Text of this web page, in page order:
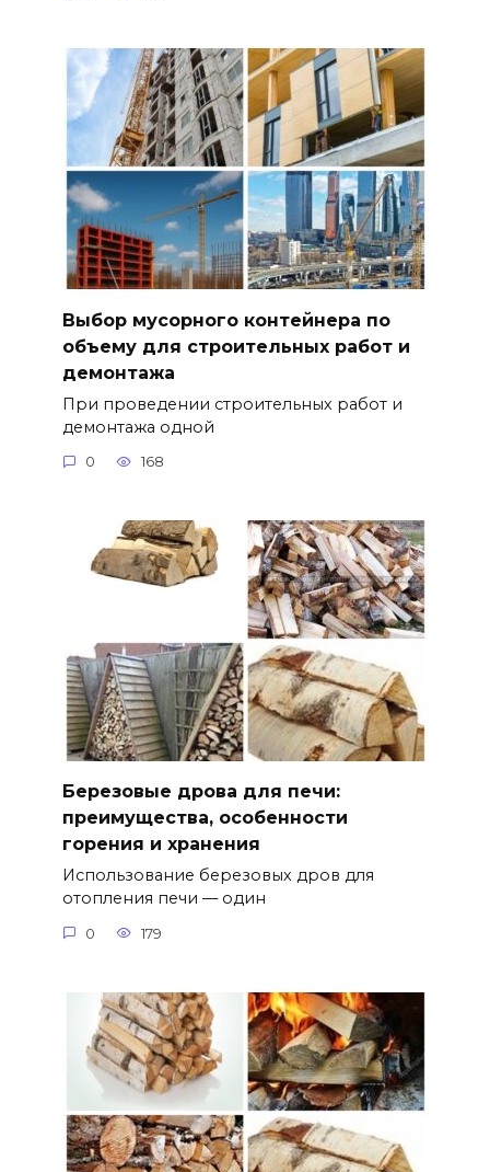
Выбор мусорного контейнера по
объему для строительных работ и
демонтажа
При проведении строительных работ и
демонтажа одной
0 168
Березовые дрова для печи:
преимущества, особенности
горения и хранения
Использование березовых дров для
отопления печи — один
0 179